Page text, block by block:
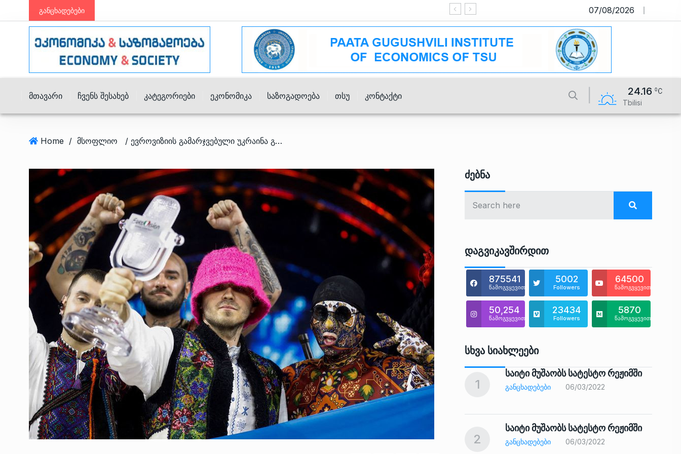
განცხადებები საიტი მუშაობს სატესტო რეჟიმში
07/08/2026
Მთავარი Ჩვენს Შესახებ Კატეგორიები Ეკონომიკა Საზოგადოება Თსუ Კონტაქტი 24.16
Tbilisi
Home / მსოფლიო / ევროვიზიის გამარჯვებული უკრაინა გახდა
Ძებნა
Დაგვიკავშირდით
875541
წამოგვყევით
5002
Followers
64500
წამოგვყევით
50,254
წამოგვყევით
23434
Followers
5870
წამოგვყევით
Სხვა Სიახლეები
6
ოთარ შამუგია ბაქოში გამართულ
მინისტერიალზე სიტყვით…
ᲔᲙᲝᲜᲝᲛᲘᲙᲐ 10/05/2022
7
გოგიტა თოდრაძე საქართველოს
სტატისტიკის ეროვნული
11
ზურაბ აზარაშვილი:
„სოციალურად დაუცველთა
დასაქმების პროგრამაში,…
ᲡᲐᲖᲝᲒᲐᲓᲝᲔᲑᲐ
აბაშის მუნიციპალიტეტი
1
საიტი მუშაობს სატესტო რეჟიმში
ᲒᲐᲜᲪᲮᲐᲓᲔᲑᲔᲑᲘ 06/03/2022
2
საიტი მუშაობს სატესტო რეჟიმში
ᲒᲐᲜᲪᲮᲐᲓᲔᲑᲔᲑᲘ 06/03/2022